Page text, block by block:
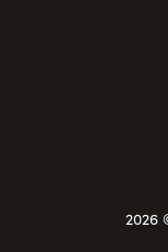
2026